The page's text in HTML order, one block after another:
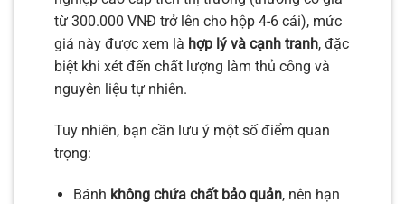
từ 300.000 VNĐ trở lên cho hộp 4-6 cái), mức
giá này được xem là hợp lý và cạnh tranh, đặc
biệt khi xét đến chất lượng làm thủ công và
nguyên liệu tự nhiên.
Tuy nhiên, bạn cần lưu ý một số điểm quan
trọng:
Bánh không chứa chất bảo quản, nên hạn